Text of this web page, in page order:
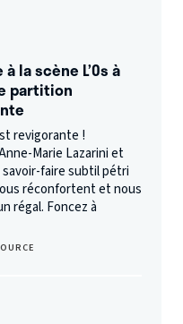
la scène L’Os à
partition
revigorante !
Marie Lazarini et
faire subtil pétri
réconfortent et nous
régal. Foncez à